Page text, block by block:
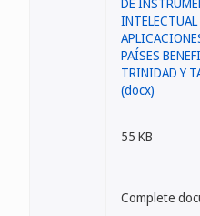
55 KB
Complete